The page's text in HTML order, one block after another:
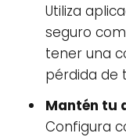
Utiliza
seguro
tener una
pérdida de
Mantén tu
Configura